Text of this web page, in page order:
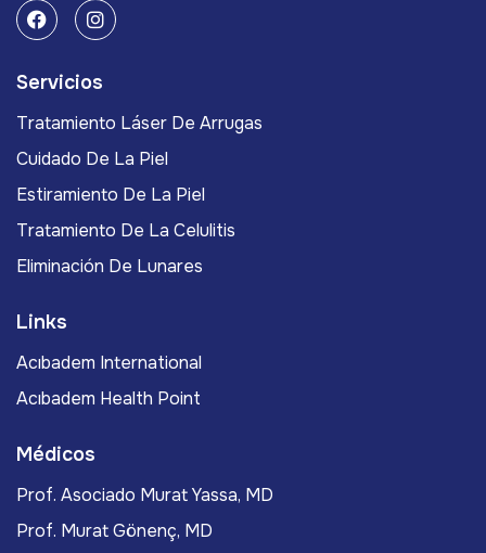
Servicios
Tratamiento Láser De Arrugas
Cuidado De La Piel
Estiramiento De La Piel
Tratamiento De La Celulitis
Eliminación De Lunares
Links
Acıbadem International
Acıbadem Health Point
Médicos
Prof. Asociado Murat Yassa, MD
Prof. Murat Gönenç, MD